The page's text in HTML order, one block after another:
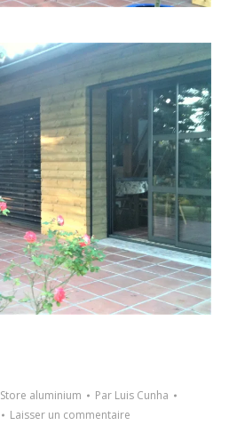
Store aluminium Par Luis Cunha
Laisser un commentaire